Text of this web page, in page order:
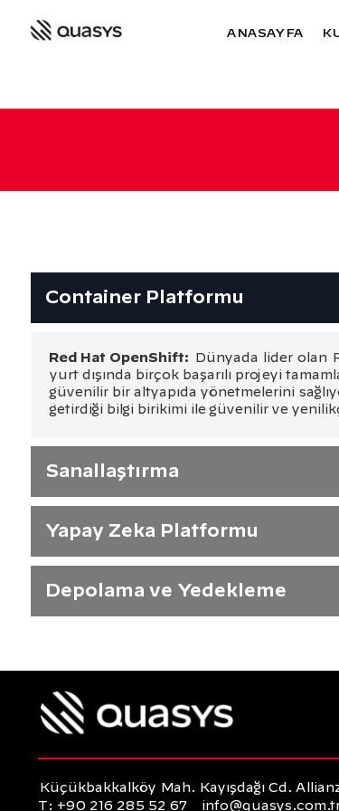
ANASAYFA
Container Platformu
Red Hat OpenShift: Dünyada lider olan
yurt dışında birçok başarılı projeyi
güvenilir bir altyapıda yönetmelerini
getirdiği bilgi birikimi ile güvenilir ve
Sanallaştırma
Yapay Zeka Platformu
Depolama ve Yedekleme
Küçükbakkalköy Mah. Kayışdağı Cd.
T: +90 216 285 52 67
info@quasys.com.tr